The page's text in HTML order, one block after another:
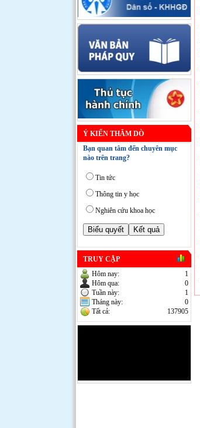
Ý KIẾN THĂM DÒ
Bạn quan tâm đến chuyên mục
nào trên trang?
Tin tức
Thông tin y học
Nghiên cứu khoa học
TRUY CẬP
Hôm nay:
1
Hôm qua:
0
Tuần này:
1
Tháng này:
0
Tất cả:
137905